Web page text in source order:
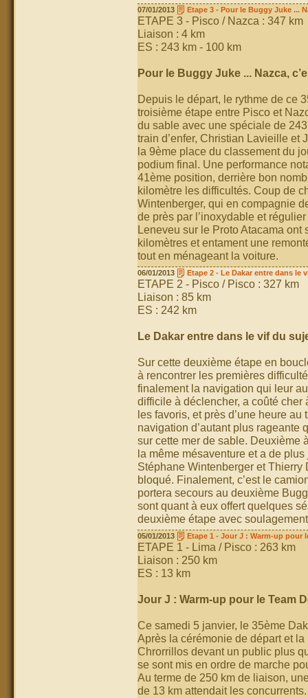
07/01/2013 Etape 3 - Pour le Buggy Juke ...
ETAPE 3 - Pisco / Nazca : 347 km
Liaison : 4 km
ES : 243 km - 100 km
Pour le Buggy Juke ... Nazca,
Depuis le départ, le rythme de ce
troisième étape entre Pisco et
du sable avec une spéciale de
train d’enfer, Christian Lavieille et
la 9ème place du classement du
podium final. Une performance
41ème position, derrière bon
kilomètre les difficultés. Coup de
Wintenberger, qui en compagnie
de près par l’inoxydable et
Leneveu sur le Proto Atacama
kilomètres et entament une
tout en ménageant la voiture.
06/01/2013 Etape 2 - Le Dakar entre dans le
ETAPE 2 - Pisco / Pisco : 327 km
Liaison : 85 km
ES : 242 km
Le Dakar entre dans le vif du
Sur cette deuxième étape en
à rencontrer les premières
finalement la navigation qui leur
difficile à déclencher, a coûté cher
les favoris, et près d’une heure
navigation d’autant plus rageante
sur cette mer de sable. Deuxième
la même mésaventure et a de
Stéphane Wintenberger et
bloqué. Finalement, c’est le
portera secours au deuxième
sont quant à eux offert quelques
deuxième étape avec
05/01/2013 Etape 1 - Jour J : Warm-up pour
ETAPE 1 - Lima / Pisco : 263 km
Liaison : 250 km
ES : 13 km
Jour J : Warm-up pour le Team
Ce samedi 5 janvier, le 35ème
Après la cérémonie de départ et
Chrorrillos devant un public plus
se sont mis en ordre de marche
Au terme de 250 km de liaison,
de 13 km attendait les